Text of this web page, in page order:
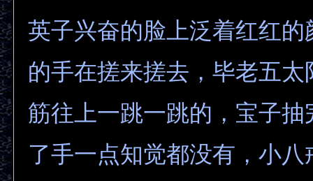
英子兴奋的脸上泛着红红的
的手在搓来搓去，毕老五太
筋往上一跳一跳的，宝子抽
了手一点知觉都没有，小八